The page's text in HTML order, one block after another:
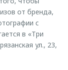
от бренда,
с
в «Три
ул., 23,